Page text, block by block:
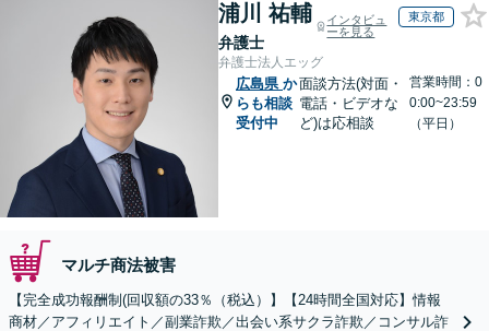
浦川 祐輔
弁護士
インタビュ
ーを見る
東京都
弁護士法人エッグ
広島県 か
らも相談
受付中
面談方法(対面・
電話・ビデオな
ど)は応相談
営業時間：0
0:00~23:59
（平日）
マルチ商法被害
【完全成功報酬制(回収額の33％（税込）】【24時間全国対応】情報
商材／アフィリエイト／副業詐欺／出会い系サクラ詐欺／コンサル詐